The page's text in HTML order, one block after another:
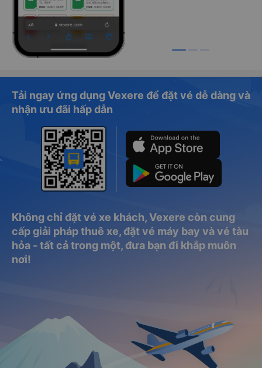
Tải ngay ứng dụng Vexere để đặt vé dễ dàng và
nhận ưu đãi hấp dẫn
Không chỉ đặt vé xe khách, Vexere còn cung
cấp giải pháp thuê xe, đặt vé máy bay và vé tàu
hỏa - tất cả trong một, đưa bạn đi khắp muôn
nơi!